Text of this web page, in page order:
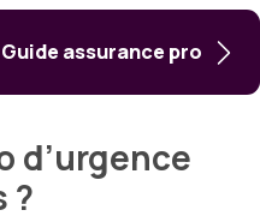
assurance pro
d’urgence
?